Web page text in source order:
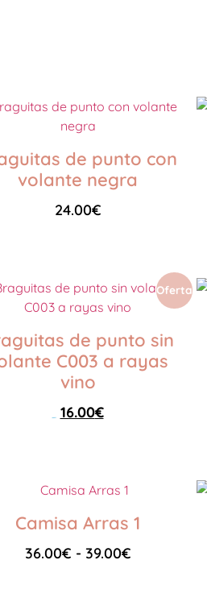
de punto con
volante negra
24.00€
Oferta
de punto sin
C003 a rayas
vino
16.00€
Camisa Arras 1
36.00€ - 39.00€